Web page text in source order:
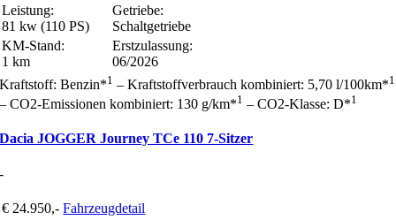
Leistung:
81 kw (110 PS)
Getriebe:
Schaltgetriebe
KM-Stand:
1 km
Erstzulassung:
06/2026
Kraftstoff: Benzin*1 – Kraftstoffverbrauch kombiniert: 5,70 l/100km*1
– CO2-Emissionen kombiniert: 130 g/km*1 – CO2-Klasse: D*1
Dacia JOGGER Journey TCe 110 7-Sitzer
-
€ 24.950,- Fahrzeugdetail